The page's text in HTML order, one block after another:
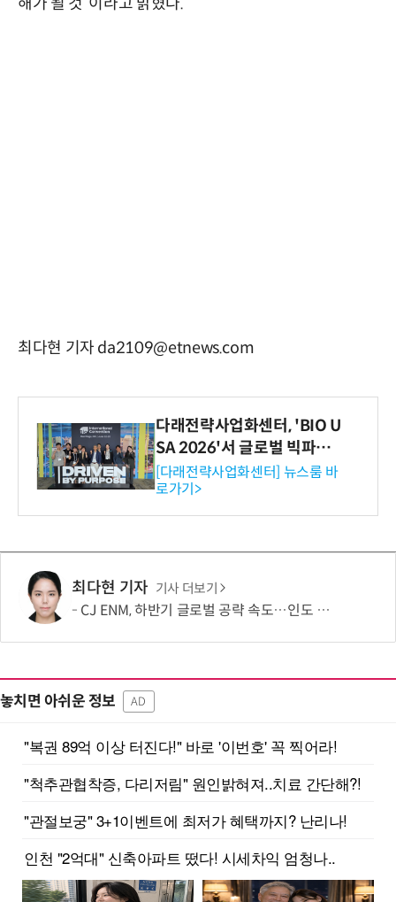
최다현 기자 da2109@etnews.com
다래전략사업화센터, 'BIO U
SA 2026'서 글로벌 빅파마
와의 비즈니스 미팅 지원…K
-바이오 해외 진출 교두보 확
보
[다래전략사업화센터] 뉴스룸 바
로가기>
최다현 기자 기사 더보기
CJ ENM, 하반기 글로벌 공략 속도…인도 등 신규 시장 개척
놓치면 아쉬운 정보 AD